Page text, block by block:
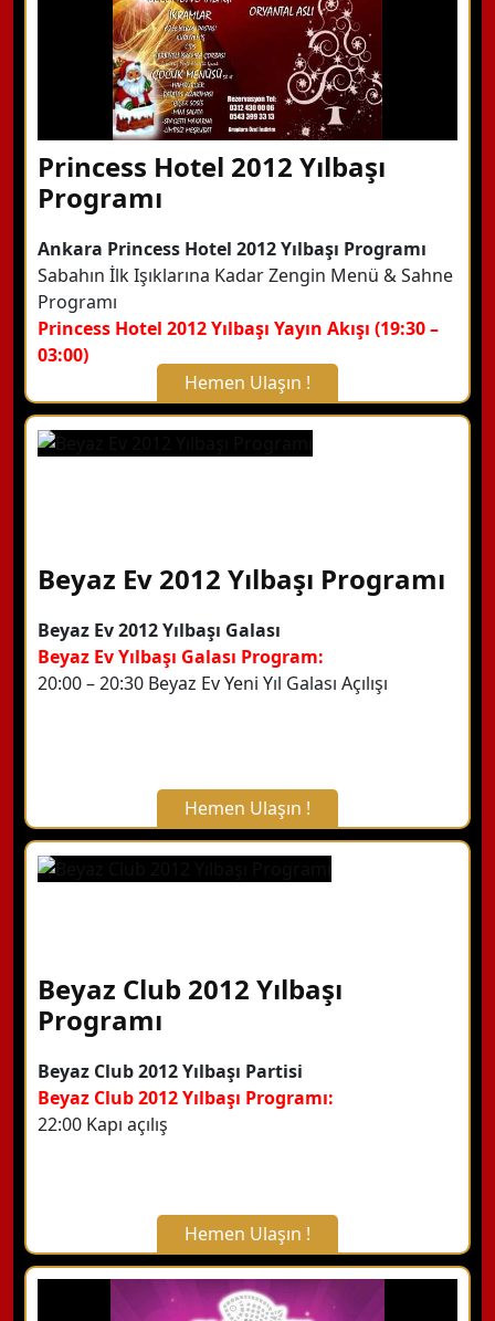
Princess Hotel 2012 Yılbaşı
Programı
Ankara Princess Hotel 2012 Yılbaşı Programı
Sabahın İlk Işıklarına Kadar Zengin Menü & Sahne
Programı
Princess Hotel 2012 Yılbaşı Yayın Akışı (19:30 –
03:00)
Hemen Ulaşın !
X Kapat
Detaylı Bilgi Alın
Beyaz Ev 2012 Yılbaşı Programı
Beyaz Ev 2012 Yılbaşı Galası
Beyaz Ev Yılbaşı Galası Program:
20:00 – 20:30 Beyaz Ev Yeni Yıl Galası Açılışı
Hemen Ulaşın !
X Kapat
Hemen Arayın
Beyaz Club 2012 Yılbaşı
Programı
Beyaz Club 2012 Yılbaşı Partisi
Beyaz Club 2012 Yılbaşı Programı:
22:00 Kapı açılış
Hemen Ulaşın !
X Kapat